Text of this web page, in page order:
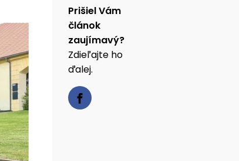
Prišiel Vám
článok
zaujímavý?
Zdieľajte ho
ďalej.